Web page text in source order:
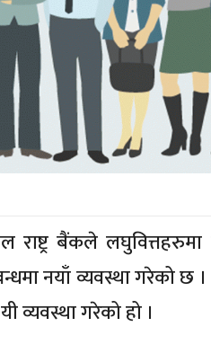
राष्ट्र बैंकले
नयाँ व्यवस्था गरेको छ
व्यवस्था गरेको हो ।